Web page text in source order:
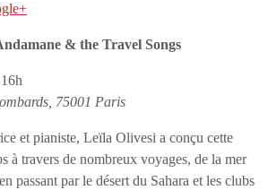
& the Travel Songs
75001 Paris
et pianiste, Leïla Olivesi a conçu cette
à travers de nombreux voyages, de la mer
passant par le désert du Sahara et les clubs